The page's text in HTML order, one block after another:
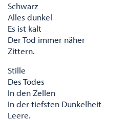
Schwarz
Alles dunkel
Es ist kalt
Der Tod immer näher
Zittern.
Stille
Des Todes
In den Zellen
In der tiefsten Dunkelheit
Leere.